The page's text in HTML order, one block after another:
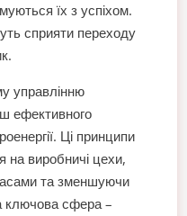
їх з успіхом.
сприяти переходу
управлінню
ефективного
Ці принципи
виробничі цехи,
та зменшуючи
ключова сфера –